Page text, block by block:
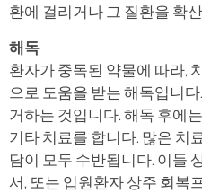
환에 걸리거나 그 질환을 확
해독
환자가 중독된 약물에 따라,
으로 도움을 받는 해독입니
거하는 것입니다. 해독 후에
기타 치료를 합니다. 많은 치
담이 모두 수반됩니다. 이들
서, 또는 입원환자 상주 회복